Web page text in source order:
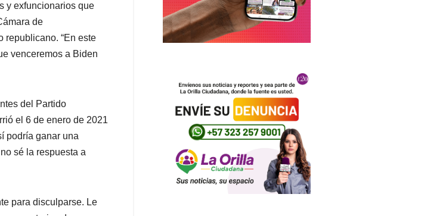
y exfuncionarios que
de
republicano. “En este
venceremos a Biden
del Partido
el 6 de enero de 2021
podría ganar una
sé la respuesta a
para disculparse. Le